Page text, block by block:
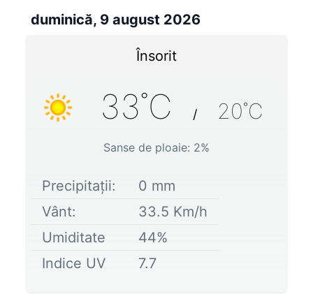
duminică, 9 august 2026
Însorit
33˚C / 20˚C
Sanse de ploaie: 2%
Precipitații: 0 mm
Vânt:
33.5 Km/h
Umiditate
44%
Indice UV
7.7